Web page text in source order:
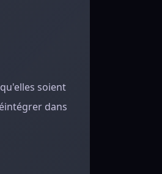
soient
dans